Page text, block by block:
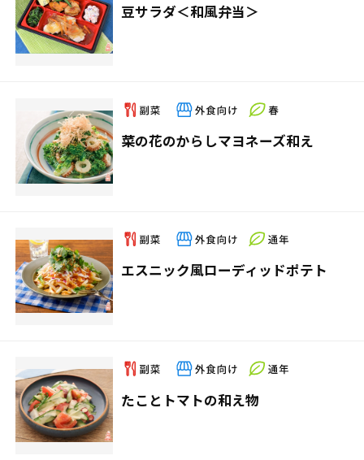
豆サラダ＜和風弁当＞
菜の花のからしマヨネーズ和え
エスニック風ローディッドポテト
たことトマトの和え物